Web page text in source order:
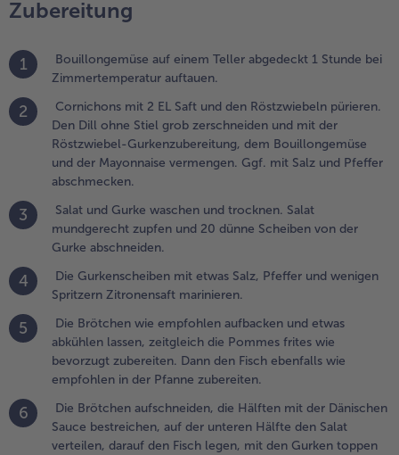
etwas
wie
der
Brötchen
Hälften
der
Zubereitung
1
Bouillongemüse auf einem Teller abgedeckt 1 Stunde bei
Zimmertemperatur auftauen.
2
Cornichons mit 2 EL Saft und den Röstzwiebeln pürieren.
Den Dill ohne Stiel grob zerschneiden und mit der
Röstzwiebel-Gurkenzubereitung, dem Bouillongemüse
und der Mayonnaise vermengen. Ggf. mit Salz und Pfeffer
abschmecken.
3
Salat und Gurke waschen und trocknen. Salat
mundgerecht zupfen und 20 dünne Scheiben von der
Gurke abschneiden.
4
Die Gurkenscheiben mit etwas Salz, Pfeffer und wenigen
Spritzern Zitronensaft marinieren.
5
Die Brötchen wie empfohlen aufbacken und etwas
abkühlen lassen, zeitgleich die Pommes frites wie
bevorzugt zubereiten. Dann den Fisch ebenfalls wie
empfohlen in der Pfanne zubereiten.
6
Die Brötchen aufschneiden, die Hälften mit der Dänischen
Sauce bestreichen, auf der unteren Hälfte den Salat
verteilen, darauf den Fisch legen, mit den Gurken toppen